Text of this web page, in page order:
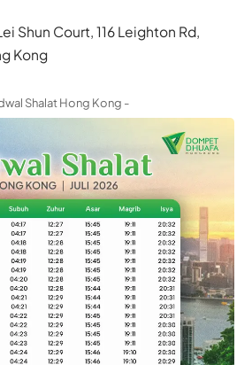
Shun Court, 116 Leighton Rd,
Kong
Shalat Hong Kong -